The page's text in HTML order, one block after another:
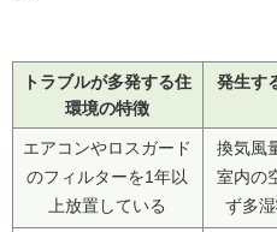
トラブルが多発する住
環境の特徴
発生す
エアコンやロスガード
のフィルターを1年以
上放置している
換気風
室内の
ず多